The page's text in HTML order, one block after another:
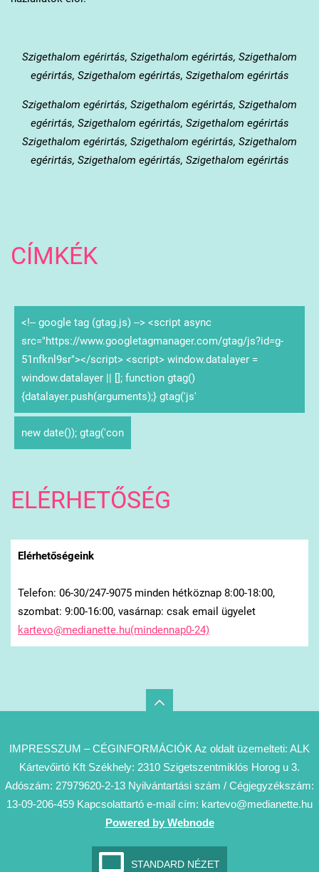
Szigethalom egérirtás, Szigethalom egérirtás, Szigethalom
egérirtás, Szigethalom egérirtás, Szigethalom egérirtás
Szigethalom egérirtás, Szigethalom egérirtás, Szigethalom
egérirtás, Szigethalom egérirtás, Szigethalom egérirtás
Szigethalom egérirtás, Szigethalom egérirtás, Szigethalom
egérirtás, Szigethalom egérirtás, Szigethalom egérirtás
CÍMKÉK
<!-- google tag (gtag.js) --> <script async
src="https://www.googletagmanager.com/gtag/js?id=g-
51nfknl9sr"></script> <script> window.datalayer =
window.datalayer || []; function gtag()
{datalayer.push(arguments);} gtag('js'
new date()); gtag('con
ELÉRHETŐSÉG
Elérhetőségeink
Telefon: 06-30/247-9075 minden hétköznap 8:00-18:00,
szombat: 9:00-16:00, vasárnap: csak email ügyelet
kartevo@medianette.hu(mindennap0-24)
IMPRESSZUM – CÉGINFORMÁCIÓK Az oldalt üzemelteti: ALK
Kártevőirtó Kft Székhely: 2310 Szigetszentmiklós Horog u 3.
Adószám: 27979620-2-13 Nyilvántartási szám / Cégjegyzékszám:
13-09-206-459 Kapcsolattartó e-mail cím: kartevo@medianette.hu
Powered by Webnode
STANDARD NÉZET